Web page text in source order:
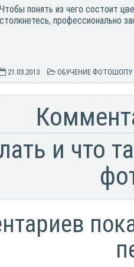
Чтобы понять из чего состоит
столкнетесь, профессионально
21.03.2013 ОБУЧЕНИЕ ФОТОШОПУ
и что